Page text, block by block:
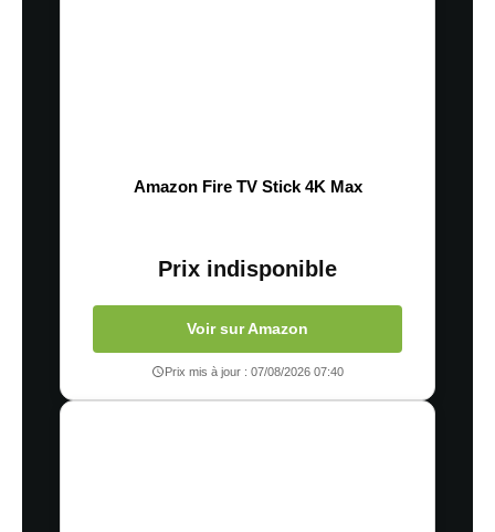
Amazon Fire TV Stick 4K Max
Prix indisponible
Voir sur Amazon
Prix mis à jour : 07/08/2026 07:40